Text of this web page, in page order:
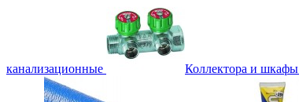
канализационные Коллектора и шкафы